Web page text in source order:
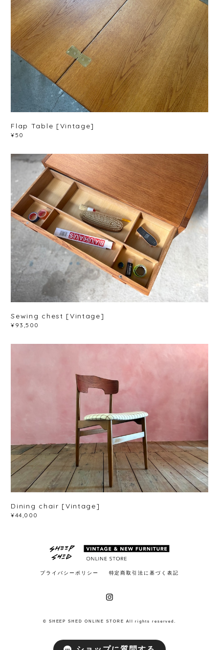
Flap Table [Vintage]
¥50
Sewing chest [Vintage]
¥93,500
Dining chair [Vintage]
¥44,000
プライバシーポリシー 特定商取引法に基づく表記
© SHEEP SHED ONLINE STORE All rights reserved.